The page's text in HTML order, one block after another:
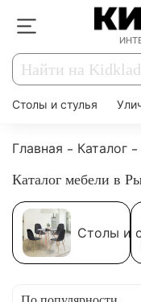
Столы и стулья
Главная Каталог
Каталог мебели в
Столы и